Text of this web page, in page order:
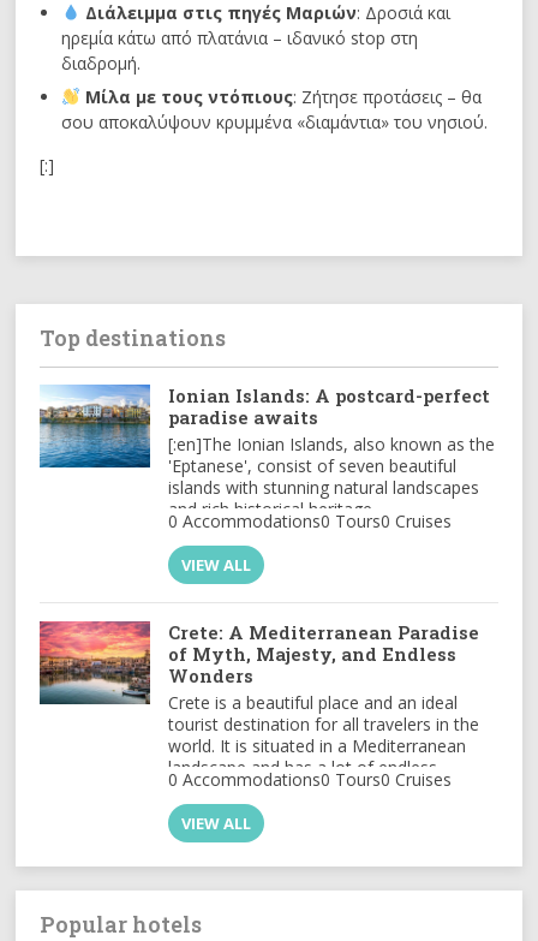
Διάλειμμα στις πηγές Μαριών: Δροσιά και
ηρεμία κάτω από πλατάνια – ιδανικό stop στη
διαδρομή.
Μίλα με τους ντόπιους: Ζήτησε προτάσεις – θα
σου αποκαλύψουν κρυμμένα «διαμάντια» του νησιού.
[:]
Top destinations
Ionian Islands: A postcard-perfect
paradise awaits
[:en]The Ionian Islands, also known as the
'Eptanese', consist of seven beautiful
islands with stunning natural landscapes
and rich historical heritage.
Corfu, Ithaca, Kefalonia, Lefkada, Paxos
and Antipaxos, Zakynthos, and Kythera
and Antikythera each have unique
monasteries and vibrant nightlife.[:el]Ένα
σύνολο απαράμιλλης ομορφιάς και
ιστορικής κληρονομιάς, τα Ιόνια Νησιά –
γνωστά και ως «Επτάνησα» –
αποτελούνται από επτά μαγευτικά νησιά
που σαγηνεύουν κάθε επισκέπτη.
Η Κέρκυρα, η Ιθάκη, η Κεφαλονιά, η
Λευκάδα, οι Παξοί και οι Αντίπαξοι, η
Ζάκυνθος, τα Κύθηρα και τα Αντικύθηρα
προσφέρουν το καθένα κάτι μοναδικό:
ζωντανή νυχτερινή ζωή, συνθέτουν έναν
ιδανικό προορισμό για κάθε τύπο
0 Accommodations0 Tours0 Cruises
VIEW ALL
Crete: A Mediterranean Paradise
of Myth, Majesty, and Endless
Wonders
Crete is a beautiful place and an ideal
tourist destination for all travelers in the
world. It is situated in a Mediterranean
landscape and has a lot of endless
beaches.
0 Accommodations0 Tours0 Cruises
VIEW ALL
Popular hotels